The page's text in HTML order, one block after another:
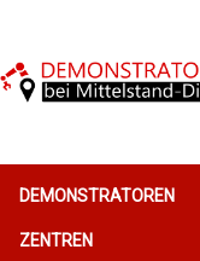
Hauptnavigation
DEMONSTRATOREN
ZENTREN